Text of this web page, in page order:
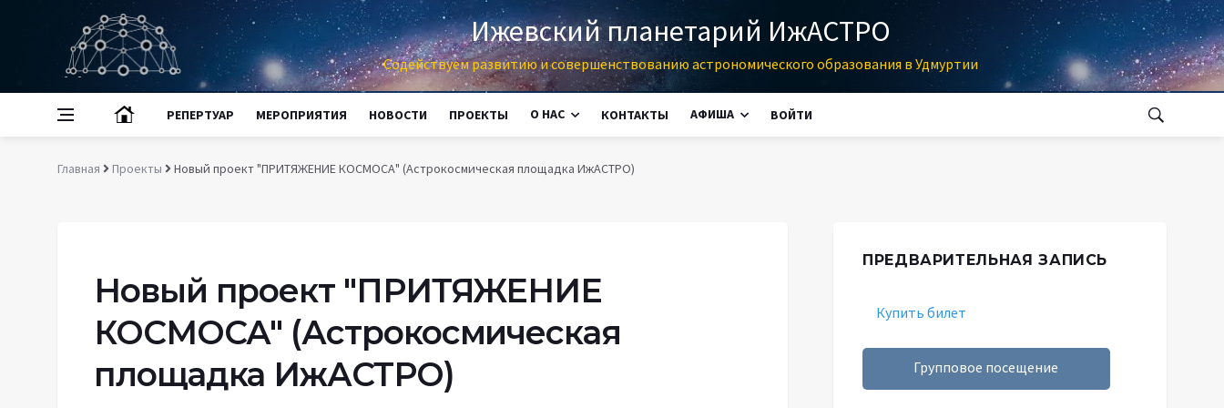
Ижевский планетарий ИжАСТРО
Содействуем развитию и совершенствованию астрономического образования в Удмуртии
РЕПЕРТУАР МЕРОПРИЯТИЯ НОВОСТИ ПРОЕКТЫ О НАС КОНТАКТЫ АФИША ВОЙТИ
Главная Проекты Новый проект "ПРИТЯЖЕНИЕ КОСМОСА" (Астрокосмическая площадка ИжАСТРО)
Новый проект "ПРИТЯЖЕНИЕ
КОСМОСА" (Астрокосмическая
площадка ИжАСТРО)
ПРЕДВАРИТЕЛЬНАЯ ЗАПИСЬ
Купить билет
Групповое посещение